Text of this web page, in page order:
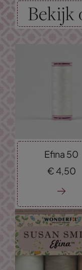
Bekijk
Efina 50
€ 4,50